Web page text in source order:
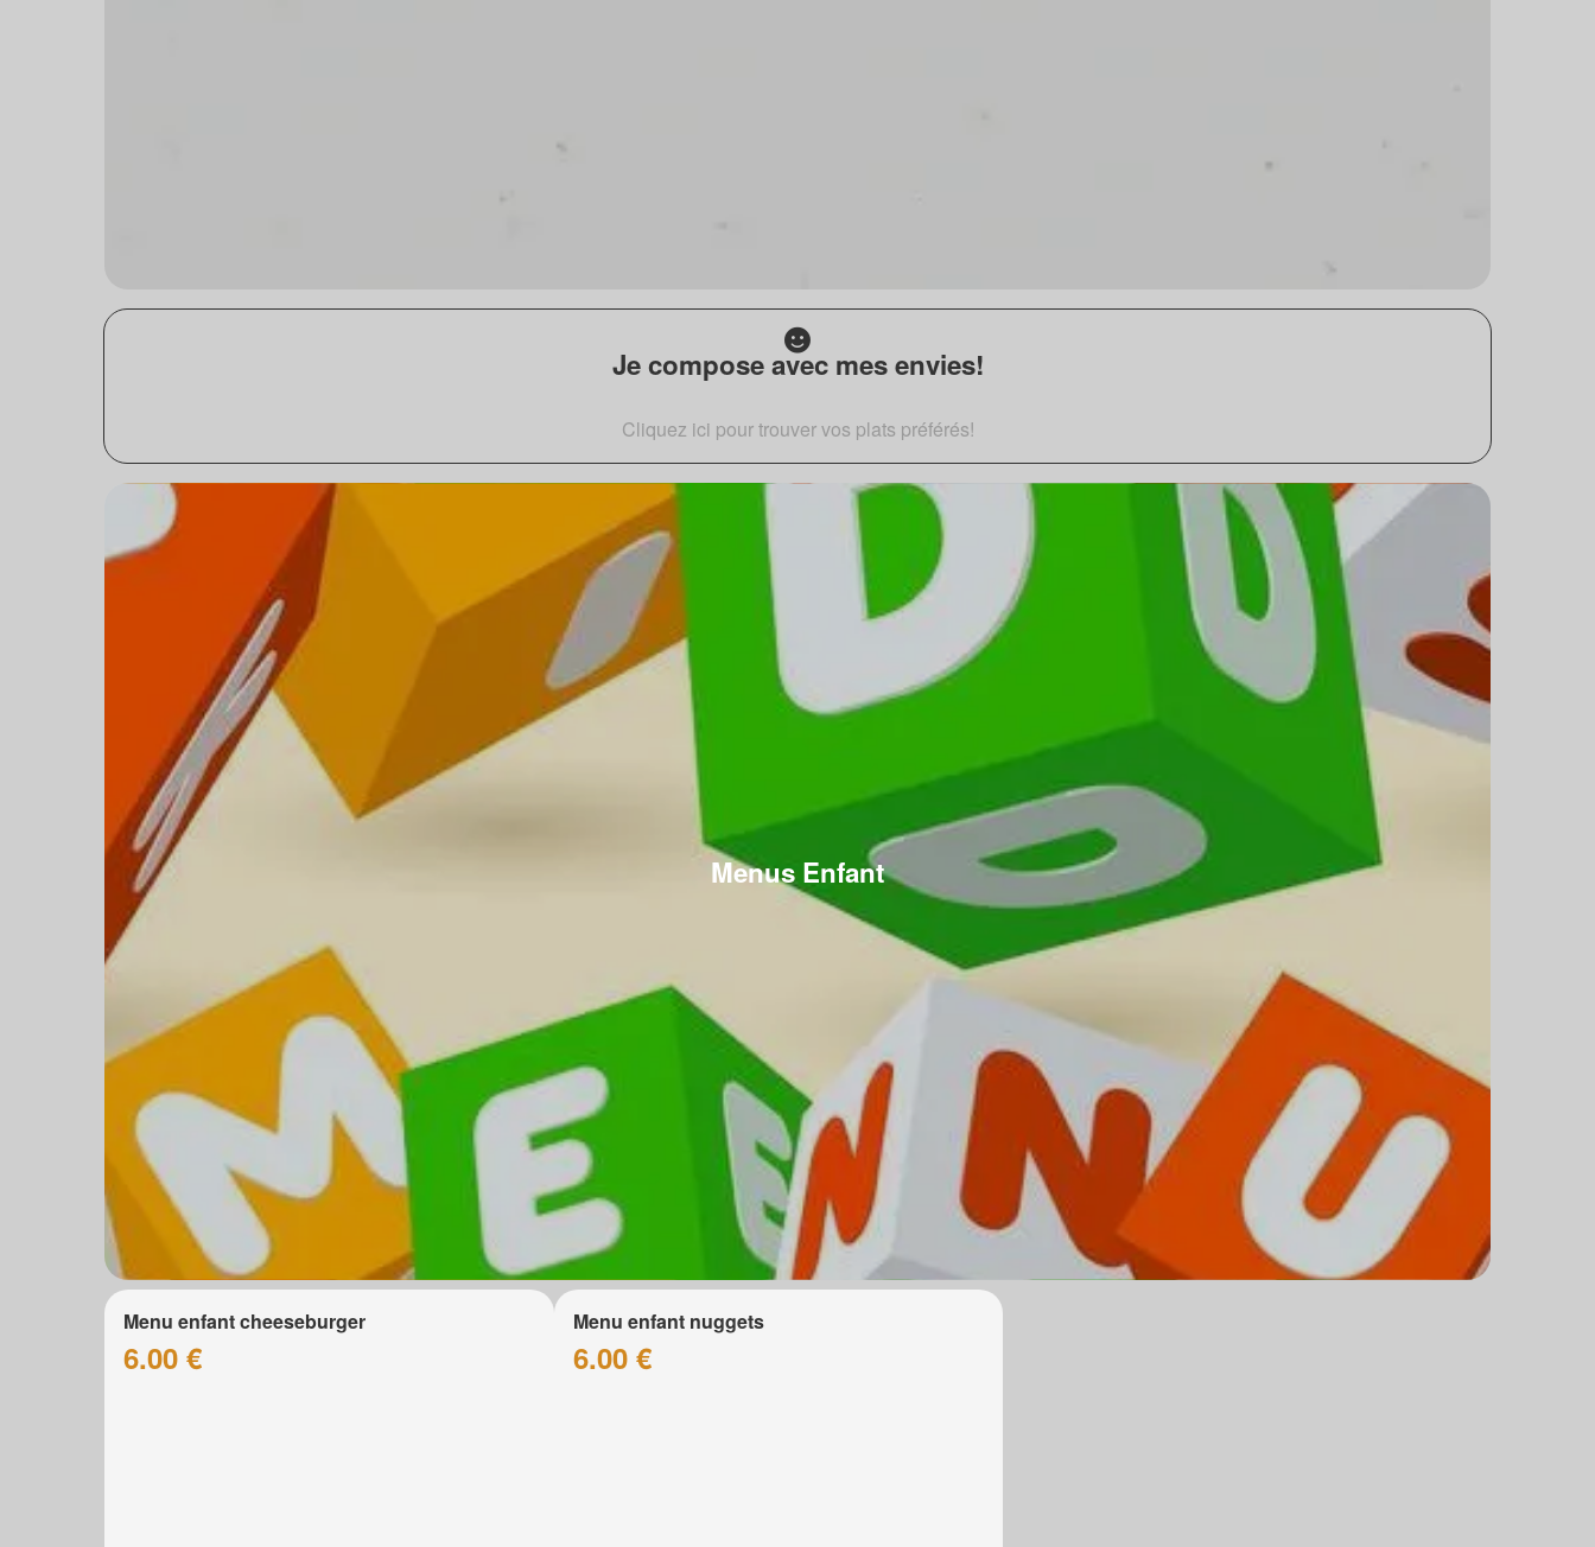
Je compose avec mes envies!
Cliquez ici pour trouver vos plats préférés!
Menus Enfant
Menu enfant cheeseburger
6.00 €
Menu enfant nuggets
6.00 €